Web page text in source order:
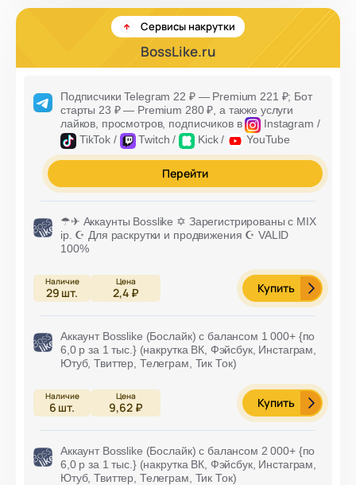
Сервисы накрутки
BossLike.ru
Подписчики Telegram 22 ₽ — Premium 221 ₽; Бот
старты 23 ₽ — Premium 280 ₽ , а также услуги
лайков, просмотров, подписчиков в
Instagram /
TikTok /
Twitch / Kick / YouTube
Перейти
☂✈ Аккаунты Bosslike ✡ Зарегистрированы с MIX
ip. ☪ Для раскрутки и продвижения ☪ VALID
100%
29 шт. 2,4 ₽ Купить
Аккаунт Bosslike (Бослайк) с балансом 1 000+ {по
6,0 р за 1 тыс.} (накрутка ВК, Фэйсбук, Инстаграм,
Ютуб, Твиттер, Телеграм, Тик Ток)
6 шт. 9,62 ₽ Купить
Аккаунт Bosslike (Бослайк) с балансом 2 000+ {по
6,0 р за 1 тыс.} (накрутка ВК, Фэйсбук, Инстаграм,
Ютуб, Твиттер, Телеграм, Тик Ток)